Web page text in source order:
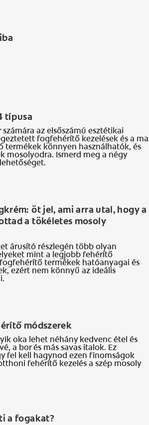
típusa
az elsőszámú esztétikai
fogfehérítő kezelések és a ma
termékek könnyen használhatók, és
mosolyodra. Ismerd meg a négy
öt jel, ami arra utal, hogy a
a tökéletes mosoly
árusító részlegén több olyan
mint a legjobb fehérítő
termékek hatóanyagai és
ezért nem könnyű az ideális
módszerek
oka lehet néhány kedvenc étel és
a bor és más savas italok. Ez
fel kell hagynod ezen finomságok
fehérítő kezelés a szép mosoly
a fogakat?